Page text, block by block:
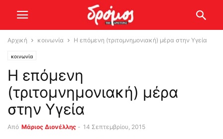
Αρχική κοινωνία Η επόμενη (τριτομνημονιακή) μέρα στην Υγεία
κοινωνία
Η επόμενη
(τριτομνημονιακή) μέρα
στην Υγεία
Από Μάριος Διονέλλης - 14 Σεπτεμβρίου, 2015